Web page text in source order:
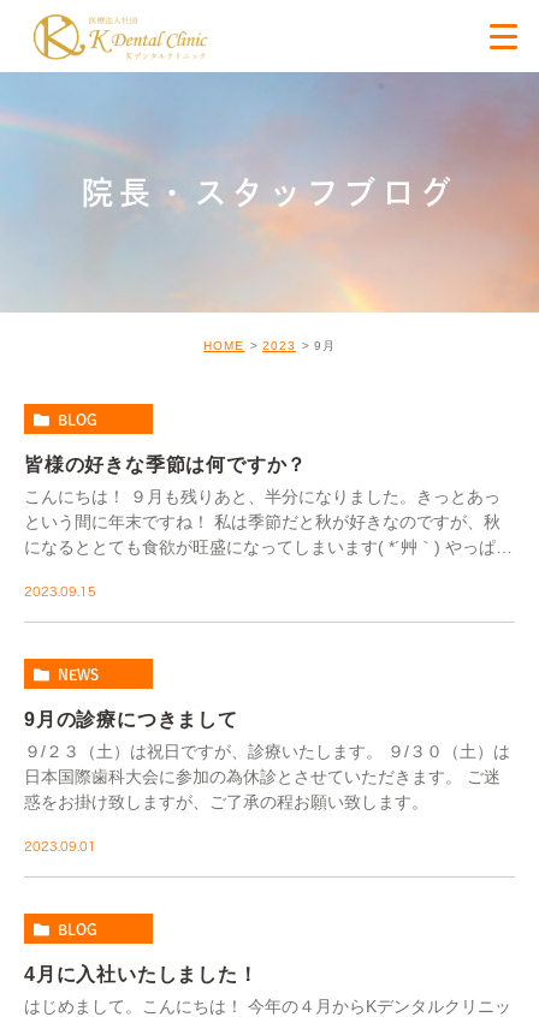
院長・スタッフブログ
HOME 2023 9月
BLOG
皆様の好きな季節は何ですか？
こんにちは！ ９月も残りあと、半分になりました。きっとあっ
という間に年末ですね！ 私は季節だと秋が好きなのですが、秋
になるととても食欲が旺盛になってしまいます( *´艸｀) やっぱり
2023.09.15
NEWS
9月の診療につきまして
９/２３（土）は祝日ですが、診療いたします。 ９/３０（土）は
日本国際歯科大会に参加の為休診とさせていただきます。 ご迷
惑をお掛け致しますが、ご了承の程お願い致します。
2023.09.01
BLOG
4月に入社いたしました！
はじめまして。こんにちは！ 今年の４月からKデンタルクリニッ